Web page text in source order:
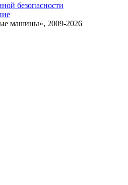
безопасности
машины», 2009-2026